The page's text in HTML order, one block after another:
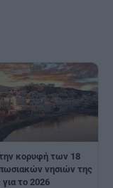
κορυφή των 18
νησιών της
το 2026